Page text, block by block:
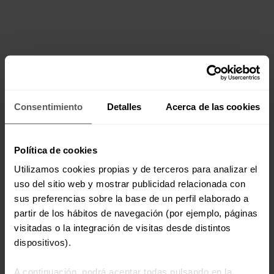
Consentimiento Detalles Acerca de las cookies
Política de cookies
Utilizamos cookies propias y de terceros para analizar el
uso del sitio web y mostrar publicidad relacionada con
sus preferencias sobre la base de un perfil elaborado a
partir de los hábitos de navegación (por ejemplo, páginas
visitadas o la integración de visitas desde distintos
dispositivos).
A continuación, podrá aceptar todas pulsando en la